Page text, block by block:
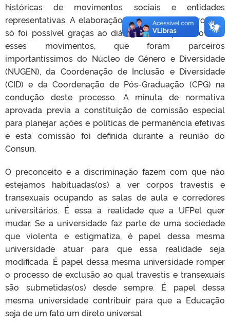
históricas de movimentos sociais e entidades
representativas. A elaboração do documento aprovado
só foi possível graças ao diálogo muito próximo com
esses movimentos, que foram parceiros
importantíssimos do Núcleo de Gênero e Diversidade
(NUGEN), da Coordenação de Inclusão e Diversidade
(CID) e da Coordenação de Pós-Graduação (CPG) na
condução deste processo. A minuta de normativa
aprovada previa a constituição de comissão especial
para planejar ações e políticas de permanência efetivas
e esta comissão foi definida durante a reunião do
Consun.
O preconceito e a discriminação fazem com que não
estejamos habituadas(os) a ver corpos travestis e
transexuais ocupando as salas de aula e corredores
universitários. É essa a realidade que a UFPel quer
mudar. Se a universidade faz parte de uma sociedade
que violenta e estigmatiza, é papel dessa mesma
universidade atuar para que essa realidade seja
modificada. É papel dessa mesma universidade romper
o processo de exclusão ao qual travestis e transexuais
são submetidas(os) desde sempre. É papel dessa
mesma universidade contribuir para que a Educação
seja de um fato um direto universal.